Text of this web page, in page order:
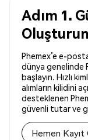
Adım 1.
Oluşturun
Phemex’e e-
dünya genelinde
başlayın. Hızlı
alımların kilidini
desteklenen
güvenli tutar ve
Hemen Kayıt